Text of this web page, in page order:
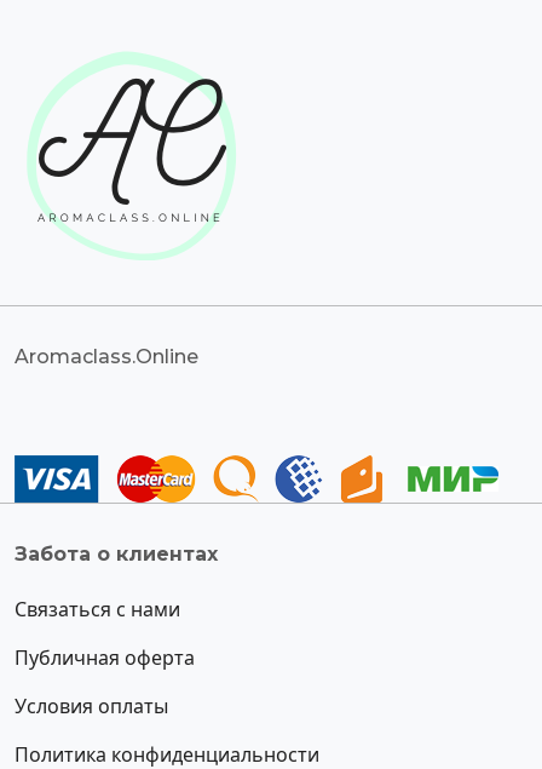
Aromaclass.Online
Забота о клиентах
Связаться с нами
Публичная оферта
Условия оплаты
Политика конфиденциальности